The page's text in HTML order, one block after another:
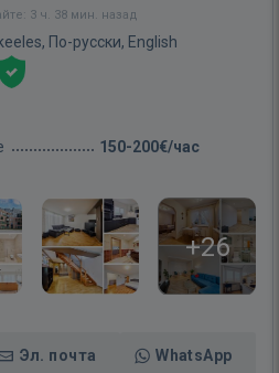
3 ч. 38 мин. назад
По-русски, English
150-200€/час
+26
Эл. почта WhatsApp